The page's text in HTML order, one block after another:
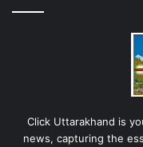
Click Uttarakhand is
news, capturing the